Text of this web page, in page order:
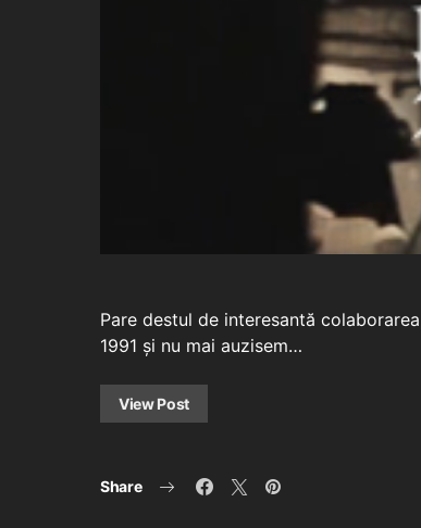
Pare destul de interesantă
1991 și nu mai auzisem…
View Post
Share